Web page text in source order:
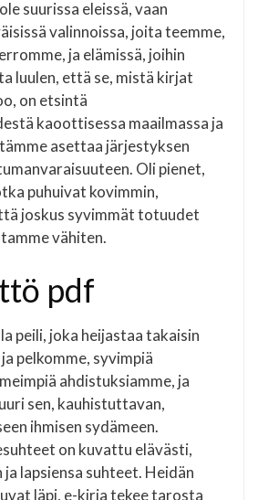
suurissa eleissä, vaan
valinnoissa, joita teemme,
ja elämissä, joihin
luulen, että se, mistä kirjat
on etsintä
kaoottisessa maailmassa ja
asettaa järjestyksen
Oli pienet,
puhuivat kovimmin,
joskus syvimmät totuudet
vähiten.
pdf
peili, joka heijastaa takaisin
pelkomme, syvimpiä
ahdistuksiamme, ja
sen, kauhistuttavan,
ihmisen sydämeen.
on kuvattu elävästi,
lapsiensa suhteet. Heidän
läpi, e-kirja tekee tarosta